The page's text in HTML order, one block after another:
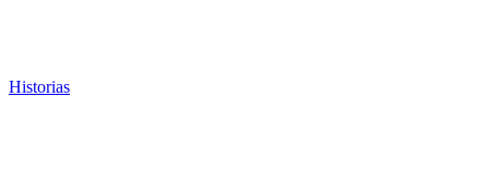
Historias